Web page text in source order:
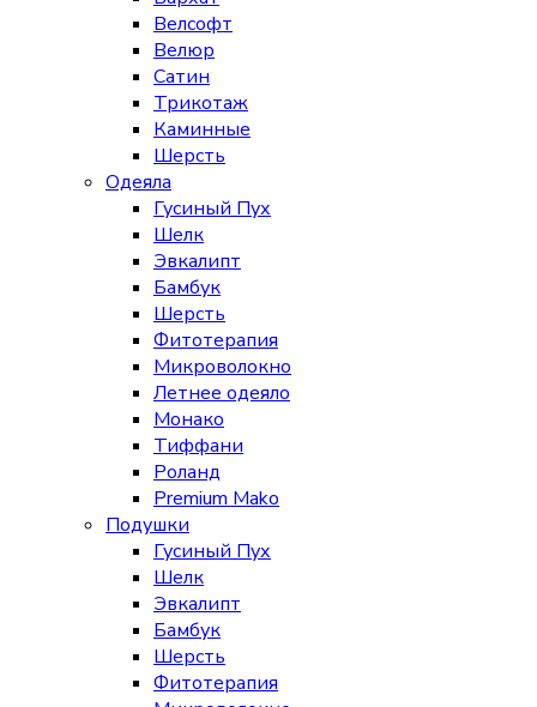
Велсофт
Велюр
Сатин
Трикотаж
Каминные
Шерсть
Одеяла
Гусиный Пух
Шелк
Эвкалипт
Бамбук
Шерсть
Фитотерапия
Микроволокно
Летнее одеяло
Монако
Тиффани
Роланд
Premium Mako
Подушки
Гусиный Пух
Шелк
Эвкалипт
Бамбук
Шерсть
Фитотерапия